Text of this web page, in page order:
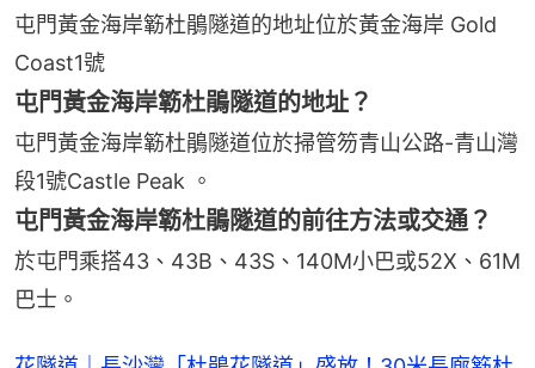
屯門黃金海岸簕杜鵑隧道的地址位於黃金海岸 Gold
Coast1號
屯門黃金海岸簕杜鵑隧道的地址？
屯門黃金海岸簕杜鵑隧道位於掃管笏青山公路-青山灣
段1號Castle Peak 。
屯門黃金海岸簕杜鵑隧道的前往方法或交通？
於屯門乘搭43、43B、43S、140M小巴或52X、61M
巴士。